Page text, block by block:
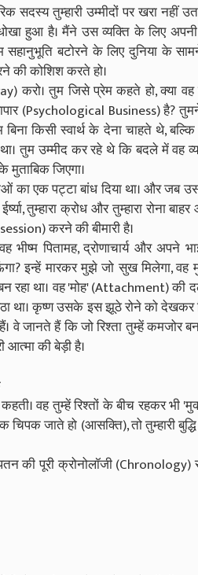
सदस्य तुम्हारी उम्मीदों पर खरा नहीं
हुआ है। मैंने उस व्यक्ति के लिए
बटोरने के लिए दुनिया के
की कोशिश करते हो।
करो। तुम जिसे प्रेम कहते हो, क्या
(Psychological Business) है?
किसी स्वार्थ के देना चाहते थे,
तुम उम्मीद कर रहे थे कि बदले में वह
मुताबिक जिएगा।
का एक पट्टा बांध दिया था। और जब
तुम्हारा क्रोध और तुम्हारा रोना
करने की बीमारी है।
पितामह, द्रोणाचार्य और अपने
इन्हें मारकर मुझे जो सुख मिलेगा, वह
रहा था। वह 'मोह' (Attachment) की
था। कृष्ण उसके इस झूठे रोने को
वे जानते हैं कि जो रिश्ता तुम्हें कमजोर
आत्मा की बेड़ी है।
वह तुम्हें रिश्तों के बीच रहकर भी
जाते हो (आसक्ति), तो तुम्हारी
की पूरी क्रोनोलॉजी (Chronology)